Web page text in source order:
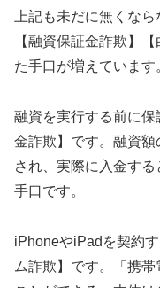
上記も未だに無くな
【融資保証金詐欺】
た手口が増えています
融資を実行する前に
金詐欺】です。融資額
され、実際に入金す
手口です。
iPhoneやiPadを契約
ム詐欺】です。「携